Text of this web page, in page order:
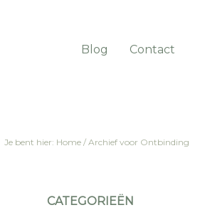
Blog Contact
Je bent hier: Home / Archief voor Ontbinding
CATEGORIEËN